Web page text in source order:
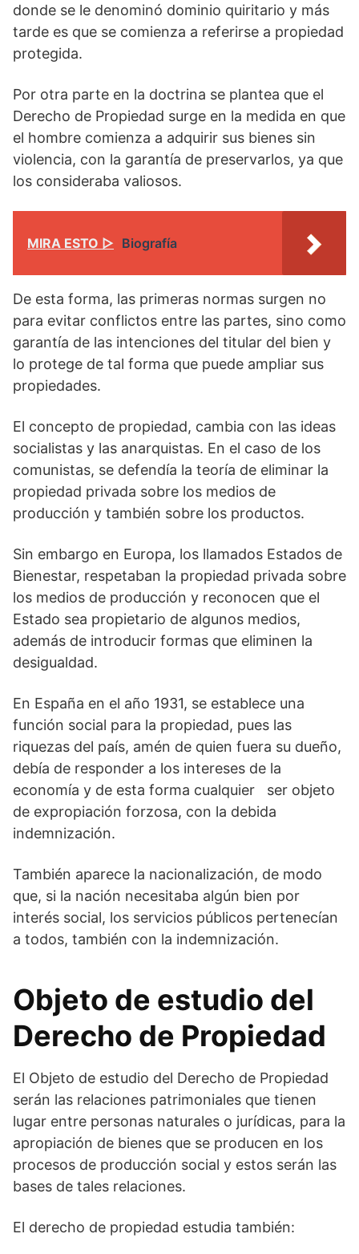
donde se le denominó dominio quiritario y más
tarde es que se comienza a referirse a propiedad
protegida.
Por otra parte en la doctrina se plantea que el
Derecho de Propiedad surge en la medida en que
el hombre comienza a adquirir sus bienes sin
violencia, con la garantía de preservarlos, ya que
los consideraba valiosos.
MIRA ESTO ▷ Biografía
De esta forma, las primeras normas surgen no
para evitar conflictos entre las partes, sino como
garantía de las intenciones del titular del bien y
lo protege de tal forma que puede ampliar sus
propiedades.
El concepto de propiedad, cambia con las ideas
socialistas y las anarquistas. En el caso de los
comunistas, se defendía la teoría de eliminar la
propiedad privada sobre los medios de
producción y también sobre los productos.
Sin embargo en Europa, los llamados Estados de
Bienestar, respetaban la propiedad privada sobre
los medios de producción y reconocen que el
Estado sea propietario de algunos medios,
además de introducir formas que eliminen la
desigualdad.
En España en el año 1931, se establece una
función social para la propiedad, pues las
riquezas del país, amén de quien fuera su dueño,
debía de responder a los intereses de la
economía y de esta forma cualquier ser objeto
de expropiación forzosa, con la debida
indemnización.
También aparece la nacionalización, de modo
que, si la nación necesitaba algún bien por
interés social, los servicios públicos pertenecían
a todos, también con la indemnización.
Objeto de estudio del
Derecho de Propiedad
El Objeto de estudio del Derecho de Propiedad
serán las relaciones patrimoniales que tienen
lugar entre personas naturales o jurídicas, para la
apropiación de bienes que se producen en los
procesos de producción social y estos serán las
bases de tales relaciones.
El derecho de propiedad estudia también: